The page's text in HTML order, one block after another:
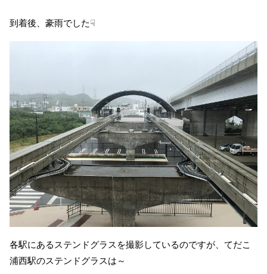
到着後、豪雨でした☟
各駅にあるステンドグラスを撮影しているのですが、てだこ
浦西駅のステンドグラスは～